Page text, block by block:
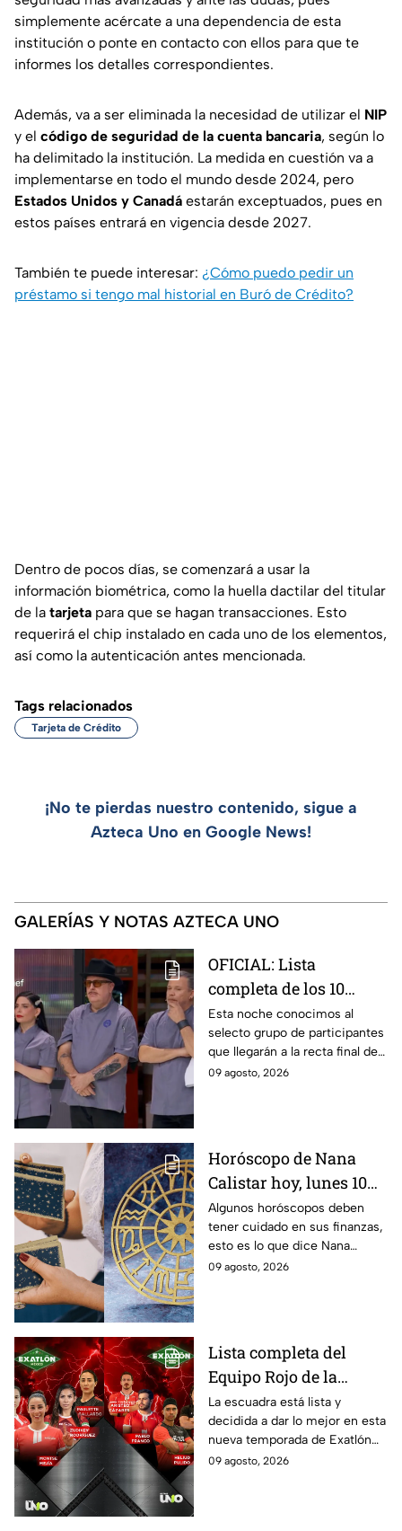
simplemente acércate a una dependencia de esta
institución o ponte en contacto con ellos para que te
informes los detalles correspondientes.
Además, va a ser eliminada la necesidad de utilizar el NIP
y el código de seguridad de la cuenta bancaria, según lo
ha delimitado la institución. La medida en cuestión va a
implementarse en todo el mundo desde 2024, pero
Estados Unidos y Canadá estarán exceptuados, pues en
estos países entrará en vigencia desde 2027.
También te puede interesar: ¿Cómo puedo pedir un
préstamo si tengo mal historial en Buró de Crédito?
Dentro de pocos días, se comenzará a usar la
información biométrica, como la huella dactilar del titular
de la tarjeta para que se hagan transacciones. Esto
requerirá el chip instalado en cada uno de los elementos,
así como la autenticación antes mencionada.
Tags relacionados
Tarjeta de Crédito
¡No te pierdas nuestro contenido, sigue a
Azteca Uno en Google News!
GALERÍAS Y NOTAS AZTECA UNO
OFICIAL: Lista
completa de los 10
mejores cocineros de
MasterChef 24/7 rumbo
a la Gran Final
Esta noche conocimos al
selecto grupo de participantes
que llegarán a la recta final de
MasterChef 24/7.
09 agosto, 2026
Horóscopo de Nana
Calistar hoy, lunes 10
de agosto para cada
signo; deben tener
cuidado con sus
finanzas y evitar los
Algunos horóscopos deben
tener cuidado en sus finanzas,
esto es lo que dice Nana
Calistar en sus predicciones
09 agosto, 2026
Lista completa del
Equipo Rojo de la
décima Temporada de
Exatlón México
La escuadra está lista y
decidida a dar lo mejor en esta
nueva temporada de Exatlón
México.
09 agosto, 2026